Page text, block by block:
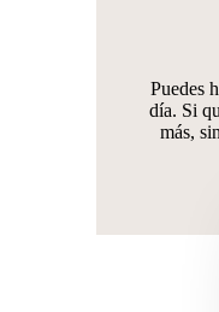
Puedes
día. Si
más,